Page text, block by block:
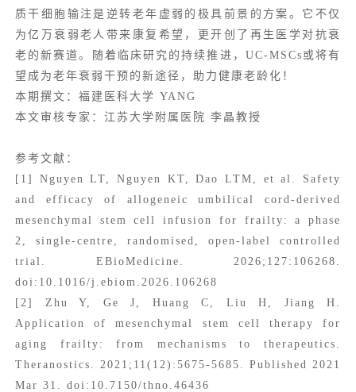
质干细胞输注是逆转老年虚弱的极具前景的方案。它不仅
为亿万衰弱老人带来康复希望，更开创了再生医学对抗衰
老的新赛道。随着临床研究的持续推进，UC-MSCs或将有
望成为老年衰弱干预的新途径，助力健康老龄化！
本期撰文：福建医科大学 YANG
本文审核专家：江苏大学附属医院 李晶教授
参考文献：
[1] Nguyen LT, Nguyen KT, Dao LTM, et al. Safety
and efficacy of allogeneic umbilical cord-derived
mesenchymal stem cell infusion for frailty: a phase
2, single-centre, randomised, open-label controlled
trial. EBioMedicine. 2026;127:106268.
doi:10.1016/j.ebiom.2026.106268
[2] Zhu Y, Ge J, Huang C, Liu H, Jiang H.
Application of mesenchymal stem cell therapy for
aging frailty: from mechanisms to therapeutics.
Theranostics. 2021;11(12):5675-5685. Published 2021
Mar 31. doi:10.7150/thno.46436